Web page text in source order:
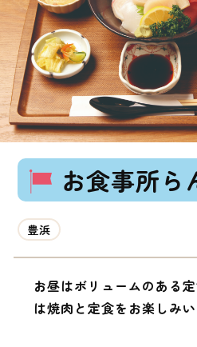
お食事所ら
豊浜
お昼はボリュームのある
は焼肉と定食をお楽しみい